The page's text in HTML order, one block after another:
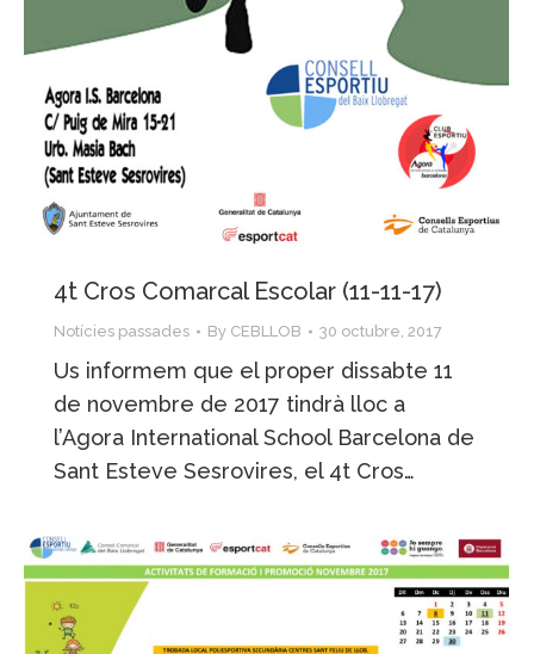
4t Cros Comarcal Escolar (11-11-17)
Notícies passades By CEBLLOB 30 octubre, 2017
Us informem que el proper dissabte 11
de novembre de 2017 tindrà lloc a
l’Agora International School Barcelona de
Sant Esteve Sesrovires, el 4t Cros…